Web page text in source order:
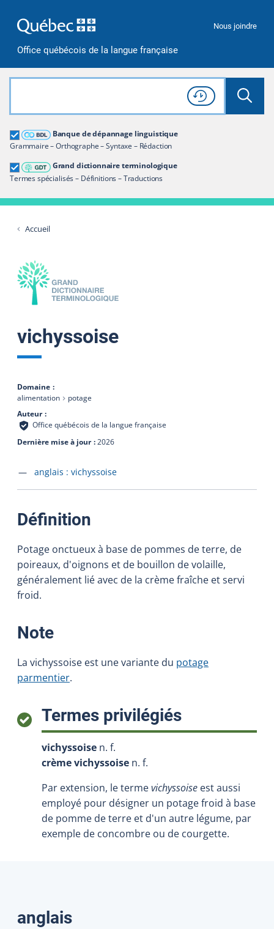
Office québécois de la langue française
Nous joindre
Rechercher dans tout le site
Lancer
Consulter l'
Historique
de recherche
Banque de dépannage linguistique
Grammaire – Orthographe – Syntaxe – Rédaction
Grand dictionnaire terminologique
Termes spécialisés – Définitions – Traductions
Grand dictionnaire terminologique
Restreindre aux termes
Accueil
vichyssoise
Domaine
alimentation
potage
Auteur
Office québécois de la langue française
Dernière mise à jour 2026
Accéder à la fiche en
anglais : vichyssoise
Définition
Potage onctueux à base de pommes de terre, de
poireaux, d'oignons et de bouillon de volaille,
généralement lié avec de la crème fraîche et servi
froid.
Note:
La vichyssoise est une variante du potage
parmentier.
Termes privilégiés:
vichyssoise n. f.
crème vichyssoise n. f.
Par extension, le termevichyssoise est aussi
employé pour désigner un potage froid à base
de pomme de terre et d'un autre légume, par
exemple de concombre ou de courgette.
Traductions
anglais